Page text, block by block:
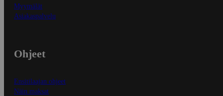
Myymälät
Asiakaspalvelu
Ohjeet
Ensitilaajan ohjeet
Näin maksat